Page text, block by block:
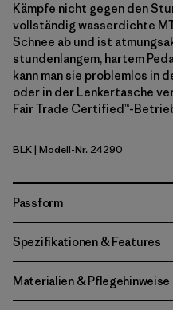
Kämpfe nicht gegen den
vollständig wasserdichte
Schnee ab und ist
stundenlangem, hartem
kann man sie problemlos in
oder in der Lenkertasche
Fair Trade Certified™-
Black
BLK| Modell-Nr. 24290
Passform
Spezifikationen & Features
Materialien & Pflegehinweise